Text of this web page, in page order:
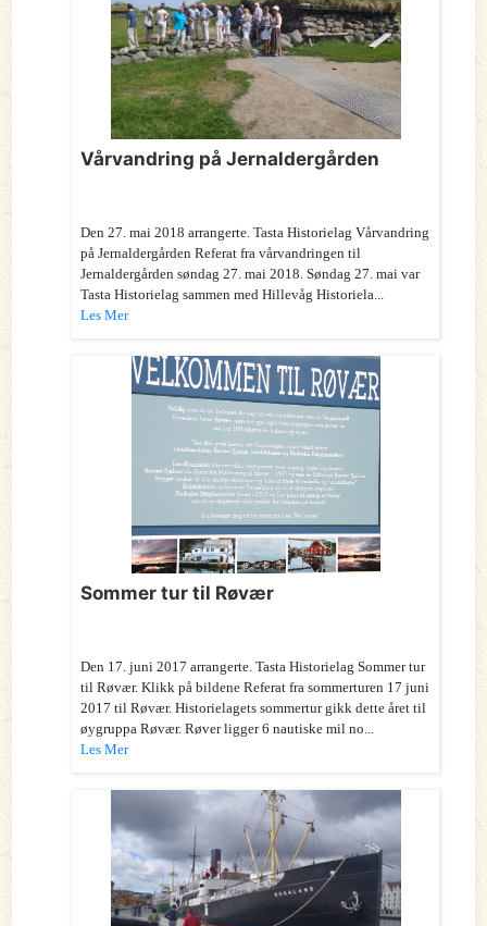
Vårvandring på Jernaldergården
Den 27. mai 2018 arrangerte. Tasta Historielag Vårvandring
på Jernaldergården Referat fra vårvandringen til
Jernaldergården søndag 27. mai 2018. Søndag 27. mai var
Tasta Historielag sammen med Hillevåg Historiela...
Les Mer
Sommer tur til Røvær
Den 17. juni 2017 arrangerte. Tasta Historielag Sommer tur
til Røvær. Klikk på bildene Referat fra sommerturen 17 juni
2017 til Røvær. Historielagets sommertur gikk dette året til
øygruppa Røvær. Røver ligger 6 nautiske mil no...
Les Mer